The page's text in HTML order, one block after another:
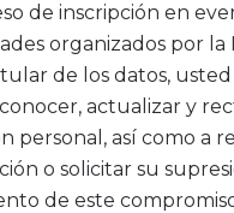
de Datos
de inscripción en
organizados por la
de los datos,
actualizar y
personal, así como a
o solicitar su
de este